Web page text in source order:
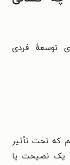
توسعهٔ فردی
که تحت تأثیر
یک نصیحت یا